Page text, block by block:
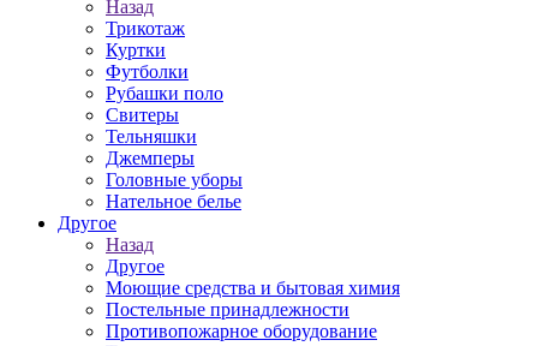
Назад
Трикотаж
Куртки
Футболки
Рубашки поло
Свитеры
Тельняшки
Джемперы
Головные уборы
Нательное белье
Другое
Назад
Другое
Моющие средства и бытовая химия
Постельные принадлежности
Противопожарное оборудование